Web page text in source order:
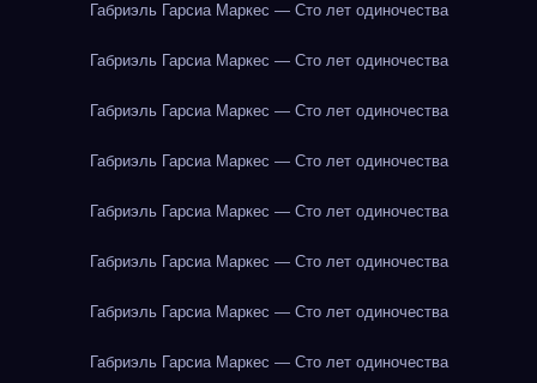
Габриэль Гарсиа Маркес — Сто лет одиночества
Габриэль Гарсиа Маркес — Сто лет одиночества
Габриэль Гарсиа Маркес — Сто лет одиночества
Габриэль Гарсиа Маркес — Сто лет одиночества
Габриэль Гарсиа Маркес — Сто лет одиночества
Габриэль Гарсиа Маркес — Сто лет одиночества
Габриэль Гарсиа Маркес — Сто лет одиночества
Габриэль Гарсиа Маркес — Сто лет одиночества